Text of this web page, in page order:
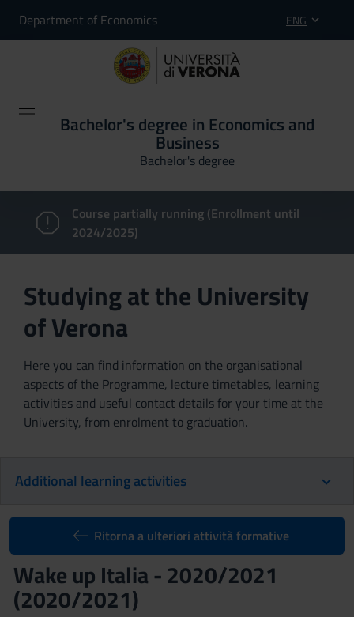
Department of Economics ENG
Bachelor's degree in Economics and
Business
Bachelor's degree
Course partially running (Enrollment until
2024/2025)
Studying at the University
of Verona
Here you can find information on the organisational
aspects of the Programme, lecture timetables, learning
activities and useful contact details for your time at the
University, from enrolment to graduation.
Additional learning activities
Ritorna a ulteriori attività formative
Wake up Italia - 2020/2021
(2020/2021)